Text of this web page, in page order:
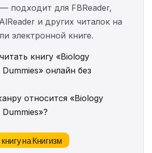
подходит для FBReader,
и других читалок на
электронной книге.
книгу «Biology
онлайн без
относится «Biology
на Книгизм